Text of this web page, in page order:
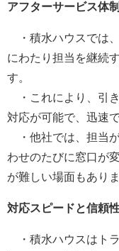
アフターサービス体
・積水ハウスでは
にわたり担当を継続
す。
・これにより、引
対応が可能で、迅速
・他社では、担当
わせのたびに窓口が
が難しい場面もありま
対応スピードと信頼
・積水ハウスはト